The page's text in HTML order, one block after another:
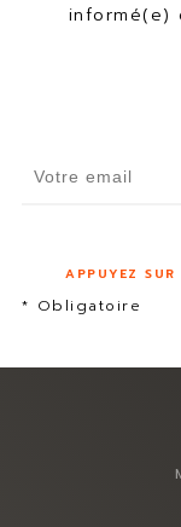
informé(e)
APPUYEZ
* Obligatoire